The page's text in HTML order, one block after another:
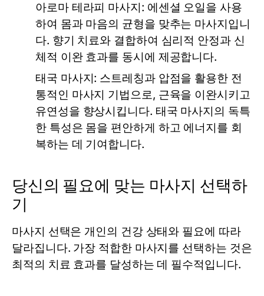
아로마 테라피 마사지: 에센셜 오일을 사용
하여 몸과 마음의 균형을 맞추는 마사지입니
다. 향기 치료와 결합하여 심리적 안정과 신
체적 이완 효과를 동시에 제공합니다.
태국 마사지: 스트레칭과 압점을 활용한 전
통적인 마사지 기법으로, 근육을 이완시키고
유연성을 향상시킵니다. 태국 마사지의 독특
한 특성은 몸을 편안하게 하고 에너지를 회
복하는 데 기여합니다.
당신의 필요에 맞는 마사지 선택하
기
마사지 선택은 개인의 건강 상태와 필요에 따라
달라집니다. 가장 적합한 마사지를 선택하는 것은
최적의 치료 효과를 달성하는 데 필수적입니다.